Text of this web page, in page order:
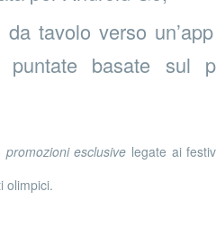
tavolo verso
basate sul
promozioni esclusive legate ai
olimpici.